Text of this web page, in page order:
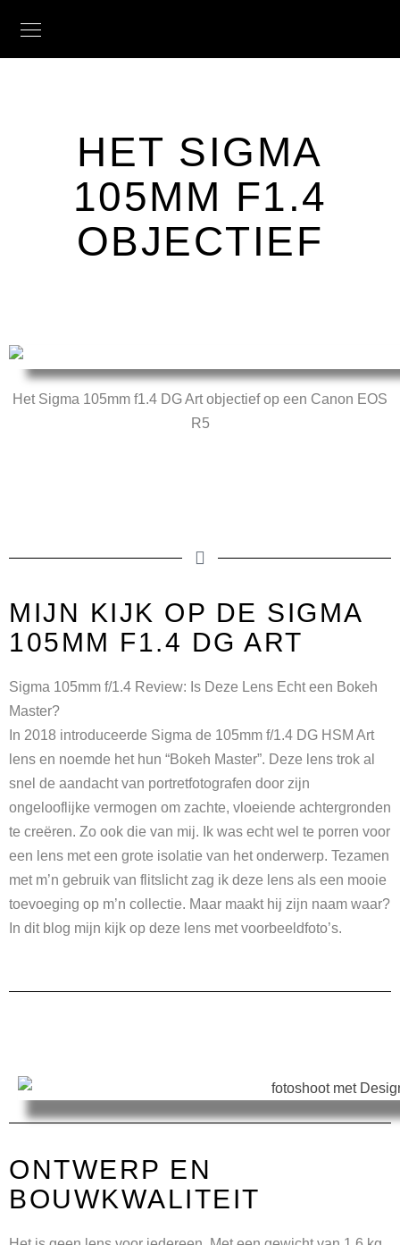
HET SIGMA
105MM F1.4
OBJECTIEF
Het Sigma 105mm f1.4 DG Art objectief op een Canon EOS
R5
MIJN KIJK OP DE SIGMA
105MM F1.4 DG ART
Sigma 105mm f/1.4 Review: Is Deze Lens Echt een Bokeh
Master?
In 2018 introduceerde Sigma de 105mm f/1.4 DG HSM Art
lens en noemde het hun “Bokeh Master”. Deze lens trok al
snel de aandacht van portretfotografen door zijn
ongelooflijke vermogen om zachte, vloeiende achtergronden
te creëren. Zo ook die van mij. Ik was echt wel te porren voor
een lens met een grote isolatie van het onderwerp. Tezamen
met m’n gebruik van flitslicht zag ik deze lens als een mooie
toevoeging op m’n collectie. Maar maakt hij zijn naam waar?
In dit blog mijn kijk op deze lens met voorbeeldfoto’s.
ONTWERP EN
BOUWKWALITEIT